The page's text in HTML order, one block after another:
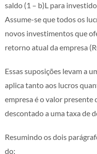
saldo (1 – b)L para
Assume-se que todos os
novos investimentos que
retorno atual da empresa
Essas suposições levam a
aplica tanto aos lucros
empresa é o valor
descontado a uma taxa de
Resumindo os dois
do: